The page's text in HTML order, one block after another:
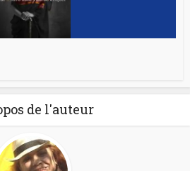
de l'auteur